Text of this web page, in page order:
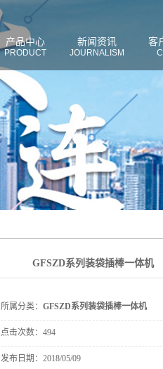
产品中心
PRODUCT
新闻资讯
JOURNALISM
客
GFSZD系列装袋插棒一体机
所属分类： GFSZD系列装袋插棒一体机
点击次数： 494
发布日期： 2018/05/09